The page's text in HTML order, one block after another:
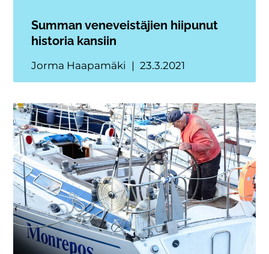
Summan veneveistäjien hiipunut
historia kansiin
Jorma Haapamäki 23.3.2021